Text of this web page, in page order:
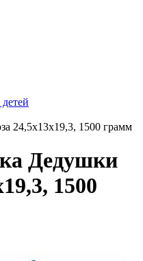
24,5x13x19,3, 1500 грамм
Дедушки
1500